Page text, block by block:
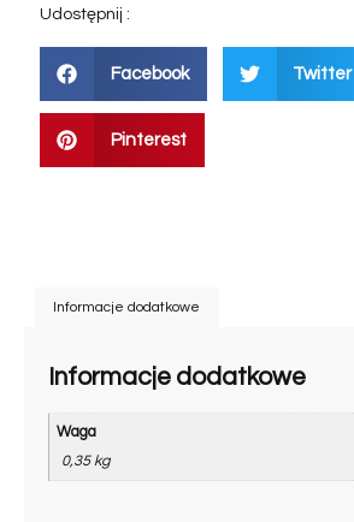
Udostępnij :
Facebook Twitter
Pinterest
Informacje dodatkowe
Informacje dodatkowe
Waga
0,35 kg